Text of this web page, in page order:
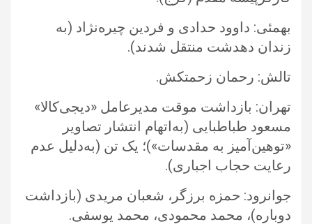
بهمئی: داوود حدادی و فردین چیره‌نژاد (به
زندان دهدشت منتقل شدند).‏
تالش: رحمان زحمتکش.‏
تهران: بازداشت موقت مدیرعامل «دیجی‌کالا»
مسعود طباطبایی (به‌اتهام انتشار تصاویر
«توهین‌آمیز به مقدسات»)؛ یک تن (به‌دلیل عدم
رعایت ‏حجاب اجباری).‏
جوانرود: حمزه برزگر، شعبان مریدی (بازداشت
دوباره)، محمد محمودی، محمد یوسفی.‏